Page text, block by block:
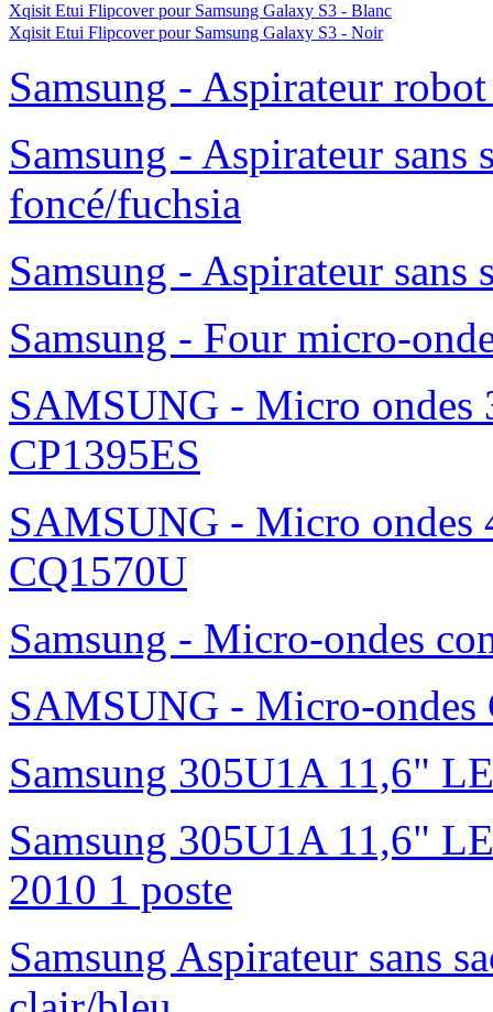
Xqisit Etui Flipcover pour Samsung Galaxy S3 - Blanc
Xqisit Etui Flipcover pour Samsung Galaxy S3 - Noir
Samsung - Aspirateur
Samsung - Aspirateur
foncé/fuchsia
Samsung - Aspirateur sans
Samsung - Four micro-
SAMSUNG - Micro
CP1395ES
SAMSUNG - Micro
CQ1570U
Samsung - Micro-ondes
SAMSUNG - Micro-ondes
Samsung 305U1A 11,6"
Samsung 305U1A 11,6"
2010 1 poste
Samsung Aspirateur sans